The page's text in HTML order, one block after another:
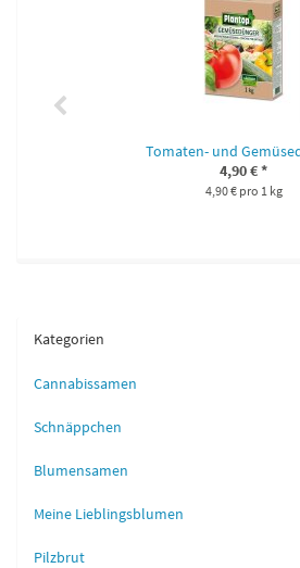
Tomaten- und
4,90 €*
4,90 € pro 1 kg
Kategorien
Cannabissamen
Schnäppchen
Blumensamen
Meine Lieblingsblumen
Pilzbrut